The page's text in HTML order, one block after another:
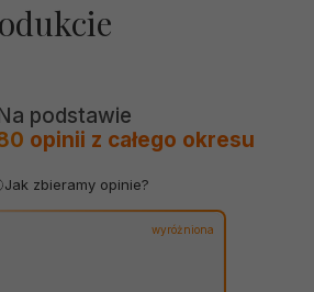
podstawie
opinii z całego okresu
Jak zbieramy opinie?
wyróżniona